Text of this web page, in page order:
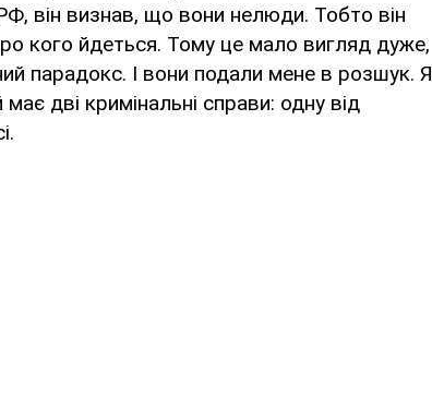
він визнав, що вони нелюди. Тобто він
кого йдеться. Тому це мало вигляд дуже,
парадокс. І вони подали мене в розшук. Я
дві кримінальні справи: одну від